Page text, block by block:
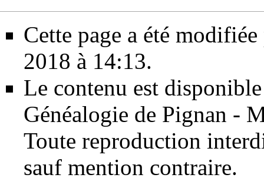
Cette page a été
2018 à 14:13.
Le contenu est
Généalogie de Pignan -
Toute reproduction
sauf mention contraire.